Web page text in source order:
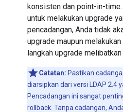
konsisten dan point-in-
untuk melakukan upgrade
pencadangan, Anda tidak
upgrade maupun
langkah upgrade
Catatan: Pastikan
diarsipkan dari versi LDAP 2.4
Pencadangan ini sangat
rollback. Tanpa cadangan,